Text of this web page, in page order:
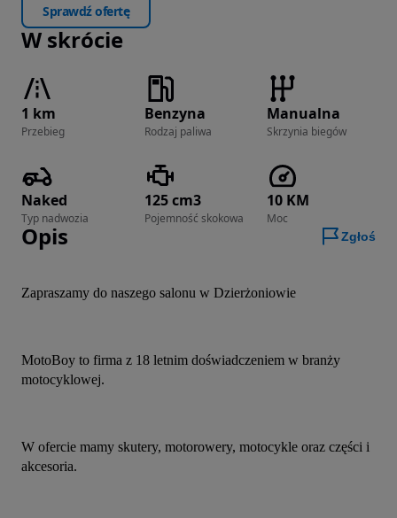
Sprawdź ofertę
W skrócie
1 km
Przebieg
Benzyna
Rodzaj paliwa
Manualna
Skrzynia biegów
Naked
Typ nadwozia
125 cm3
Pojemność skokowa
10 KM
Moc
Opis Zgłoś
Zapraszamy do naszego salonu w Dzierżoniowie
MotoBoy to firma z 18 letnim doświadczeniem w branży
motocyklowej.
W ofercie mamy skutery, motorowery, motocykle oraz części i
akcesoria.